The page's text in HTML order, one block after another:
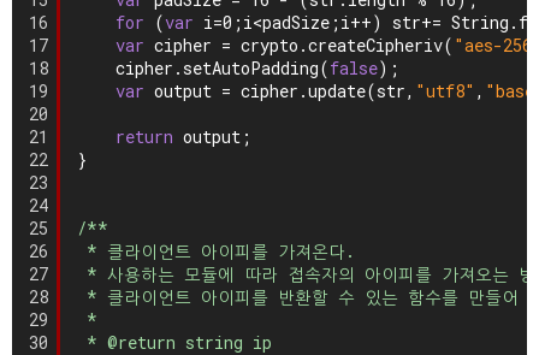
16
17
18
19
20
21
22
23
24
25
26
27
28
29
30
for (var i=0;i<padSize;i++) str+=
var cipher = crypto.createCipheriv( "aes-
cipher.setAutoPadding(false);
var output = cipher.update(str, "utf8" ,
return output;
}
/**
* 클라이언트 아이피를 가져온다.
* 사용하는 모듈에 따라 접속자의 아이피를 가져오는
* 클라이언트 아이피를 반환할 수 있는 함수를 만들어
*
* @return string ip